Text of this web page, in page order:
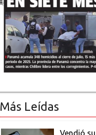
Más Leídas
Vendió